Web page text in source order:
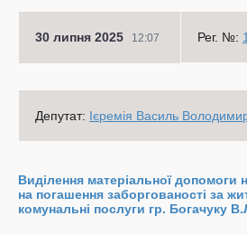
30 липня 2025 12:07 Рег. №:
Депутат: Ієремія Василь
Виділення матеріальної допомоги
на погашення заборгованості за
комунальні послуги гр. Богачуку